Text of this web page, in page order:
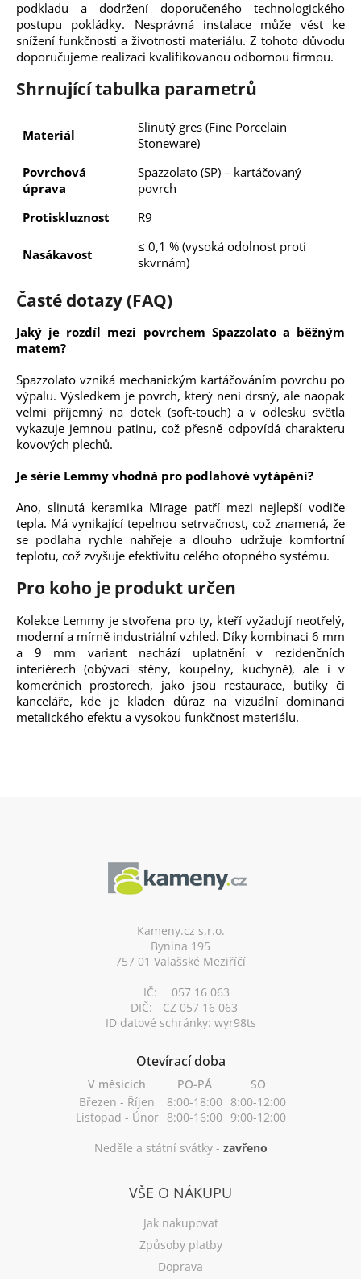
podkladu a dodržení doporučeného technologického
postupu pokládky. Nesprávná instalace může vést ke
snížení funkčnosti a životnosti materiálu. Z tohoto důvodu
doporučujeme realizaci kvalifikovanou odbornou firmou.
Shrnující tabulka parametrů
Materiál
Slinutý gres (Fine Porcelain
Stoneware)
Povrchová
úprava
Spazzolato (SP) – kartáčovaný
povrch
Protiskluznost
R9
Nasákavost
≤ 0,1 % (vysoká odolnost proti
skvrnám)
Časté dotazy (FAQ)
Jaký je rozdíl mezi povrchem Spazzolato a běžným
matem?
Spazzolato vzniká mechanickým kartáčováním povrchu po
výpalu. Výsledkem je povrch, který není drsný, ale naopak
velmi příjemný na dotek (soft-touch) a v odlesku světla
vykazuje jemnou patinu, což přesně odpovídá charakteru
kovových plechů.
Je série Lemmy vhodná pro podlahové vytápění?
Ano, slinutá keramika Mirage patří mezi nejlepší vodiče
tepla. Má vynikající tepelnou setrvačnost, což znamená, že
se podlaha rychle nahřeje a dlouho udržuje komfortní
teplotu, což zvyšuje efektivitu celého otopného systému.
Pro koho je produkt určen
Kolekce Lemmy je stvořena pro ty, kteří vyžadují neotřelý,
moderní a mírně industriální vzhled. Díky kombinaci 6 mm
a 9 mm variant nachází uplatnění v rezidenčních
interiérech (obývací stěny, koupelny, kuchyně), ale i v
komerčních prostorech, jako jsou restaurace, butiky či
kanceláře, kde je kladen důraz na vizuální dominanci
metalického efektu a vysokou funkčnost materiálu.
Kameny.cz s.r.o.
Bynina 195
757 01 Valašské Meziříčí
IČ:
057 16 063
DIČ:
CZ 057 16 063
ID datové schránky: wyr98ts
Otevírací doba
V měsících PO-PÁ
SO
Březen - Říjen
8:00-18:00 8:00-12:00
Listopad - Únor 8:00-16:00 9:00-12:00
Neděle a státní svátky - zavřeno
VŠE O NÁKUPU
Jak nakupovat
Způsoby platby
Doprava